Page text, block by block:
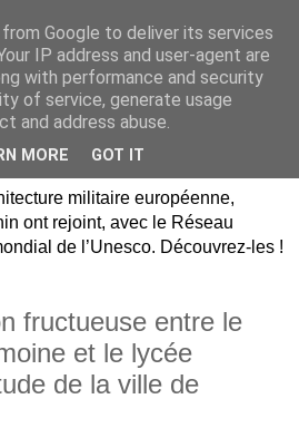
Dauphin,
Hautes-
militaire européenne,
ont rejoint, avec le Réseau
de l’Unesco. Découvrez-les !
fructueuse entre le
et le lycée
de la ville de
Google to deliver its services
IP address and user-agent are
with performance and security
of service, generate usage
and address abuse.
MORE GOT IT